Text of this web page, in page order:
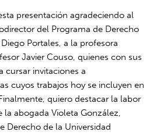
presentación agradeciendo al
del Programa de Derecho
Portales, a la profesora
Javier Couso, quienes con sus
cursar invitaciones a
cuyos trabajos hoy se incluyen en
quiero destacar la labor
la abogada Violeta González,
Derecho de la Universidad